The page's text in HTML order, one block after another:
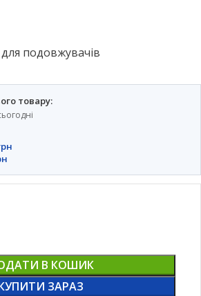
подовжувачів
товару:
В КОШИК
ЗАРАЗ